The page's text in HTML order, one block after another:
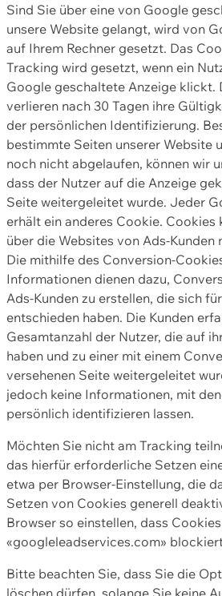
Sind Sie über eine von Google
unsere Website gelangt, wird von
auf Ihrem Rechner gesetzt. Das
Tracking wird gesetzt, wenn ein
Google geschaltete Anzeige klickt.
verlieren nach 30 Tagen ihre
der persönlichen Identifizierung.
bestimmte Seiten unserer Website
noch nicht abgelaufen, können wir
dass der Nutzer auf die Anzeige
Seite weitergeleitet wurde. Jeder
erhält ein anderes Cookie. Cookies
über die Websites von Ads-
Die mithilfe des Conversion-
Informationen dienen dazu,
Ads-Kunden zu erstellen, die sich
entschieden haben. Die Kunden
Gesamtanzahl der Nutzer, die auf
haben und zu einer mit einem
versehenen Seite weitergeleitet
jedoch keine Informationen, mit
persönlich identifizieren lassen.
Möchten Sie nicht am Tracking
das hierfür erforderliche Setzen
etwa per Browser-Einstellung, die
Setzen von Cookies generell
Browser so einstellen, dass
«googleleadservices.com»
Bitte beachten Sie, dass Sie die